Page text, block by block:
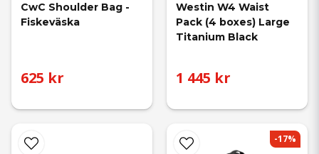
CwC Shoulder Bag -
Fiskeväska
625 kr
Westin W4 Waist
Pack (4 boxes) Large
Titanium Black
1 445 kr
-17%